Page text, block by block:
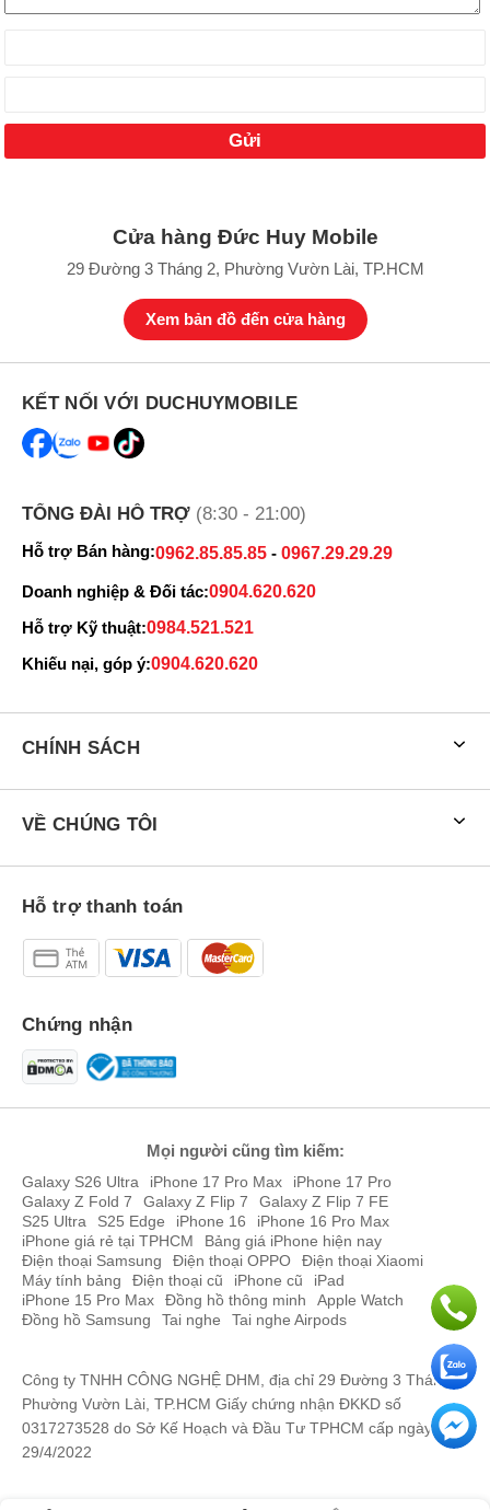
Cửa hàng Đức Huy Mobile
29 Đường 3 Tháng 2, Phường Vườn Lài, TP.HCM
Xem bản đồ đến cửa hàng
KẾT NỐI VỚI DUCHUYMOBILE
TỔNG ĐÀI HỖ TRỢ (8:30 - 21:00)
Hỗ trợ Bán hàng:0962.85.85.85 - 0967.29.29.29
Doanh nghiệp & Đối tác:0904.620.620
Hỗ trợ Kỹ thuật:0984.521.521
Khiếu nại, góp ý:0904.620.620
CHÍNH SÁCH
VỀ CHÚNG TÔI
Hỗ trợ thanh toán
Chứng nhận
Mọi người cũng tìm kiếm:
Galaxy S26 Ultra iPhone 17 Pro Max
iPhone 17 Pro
Galaxy Z Fold 7
Galaxy Z Flip 7
Galaxy Z Flip 7 FE
S25 Ultra
S25 Edge iPhone 16
iPhone 16 Pro Max
iPhone giá rẻ tại TPHCM
Bảng giá iPhone hiện nay
Điện thoại Samsung
Điện thoại OPPO
Điện thoại Xiaomi
Máy tính bảng
Điện thoại cũ iPhone cũ
iPad
iPhone 15 Pro Max
Đồng hồ thông minh
Apple Watch
Đồng hồ Samsung
Tai nghe Tai nghe Airpods
Công ty TNHH CÔNG NGHỆ DHM, địa chỉ 29 Đường 3 Tháng 2,
Phường Vườn Lài, TP.HCM Giấy chứng nhận ĐKKD số
0317273528 do Sở Kế Hoạch và Đầu Tư TPHCM cấp ngày
29/4/2022